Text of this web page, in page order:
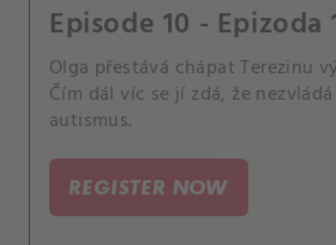
Episode 10 - Epizoda
Olga přestává chápat Terezinu
Čím dál víc se jí zdá, že
autismus.
REGISTER NOW